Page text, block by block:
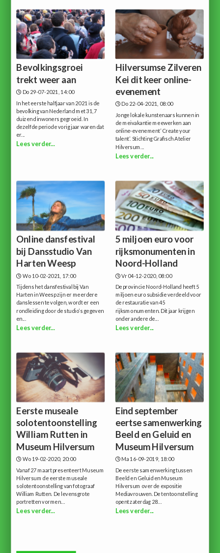
Bevolkingsgroei
trekt weer aan
Do 29-07-2021, 14:00
In het eerste halfjaar van 2021 is de
bevolking van Nederland met 31,7
duizend inwoners gegroeid. In
dezelfde periode vorig jaar waren dat
er...
Lees verder...
Hilversumse Zilveren
Kei dit keer online-
evenement
Do 22-04-2021, 08:00
Jonge lokale kunstenaars kunnen in
de meivakantie meewerken aan
online-evenement ‘Create your
talent’. Stichting Grafisch Atelier
Hilversum...
Lees verder...
Online dansfestival
bij Dansstudio Van
Harten Weesp
Wo 10-02-2021, 17:00
Tijdens het dansfestival bij Van
Harten in Weesp zijn er meerdere
danslessen te volgen, wordt er een
rondleiding door de studio’s gegeven
en...
Lees verder...
5 miljoen euro voor
rijksmonumenten in
Noord-Holland
Vr 04-12-2020, 08:00
De provincie Noord-Holland heeft 5
miljoen euro subsidie verdeeld voor
de restauratie van 45
rijksmonumenten. Dit jaar krijgen
onder andere de...
Lees verder...
Eerste museale
solotentoonstelling
William Rutten in
Museum Hilversum
Wo 19-02-2020, 20:00
Vanaf 27 maart presenteert Museum
Hilversum de eerste museale
solotentoonstelling van fotograaf
William Rutten. De levensgrote
portretten vormen...
Lees verder...
Eind september
eertse samenwerking
Beeld en Geluid en
Museum Hilversum
Ma 16-09-2019, 18:00
De eerste samenwerking tussen
Beeld en Geluid en Museum
Hilversum over de expositie
Mediavrouwen. De tentoonstelling
opent zaterdag 28...
Lees verder...